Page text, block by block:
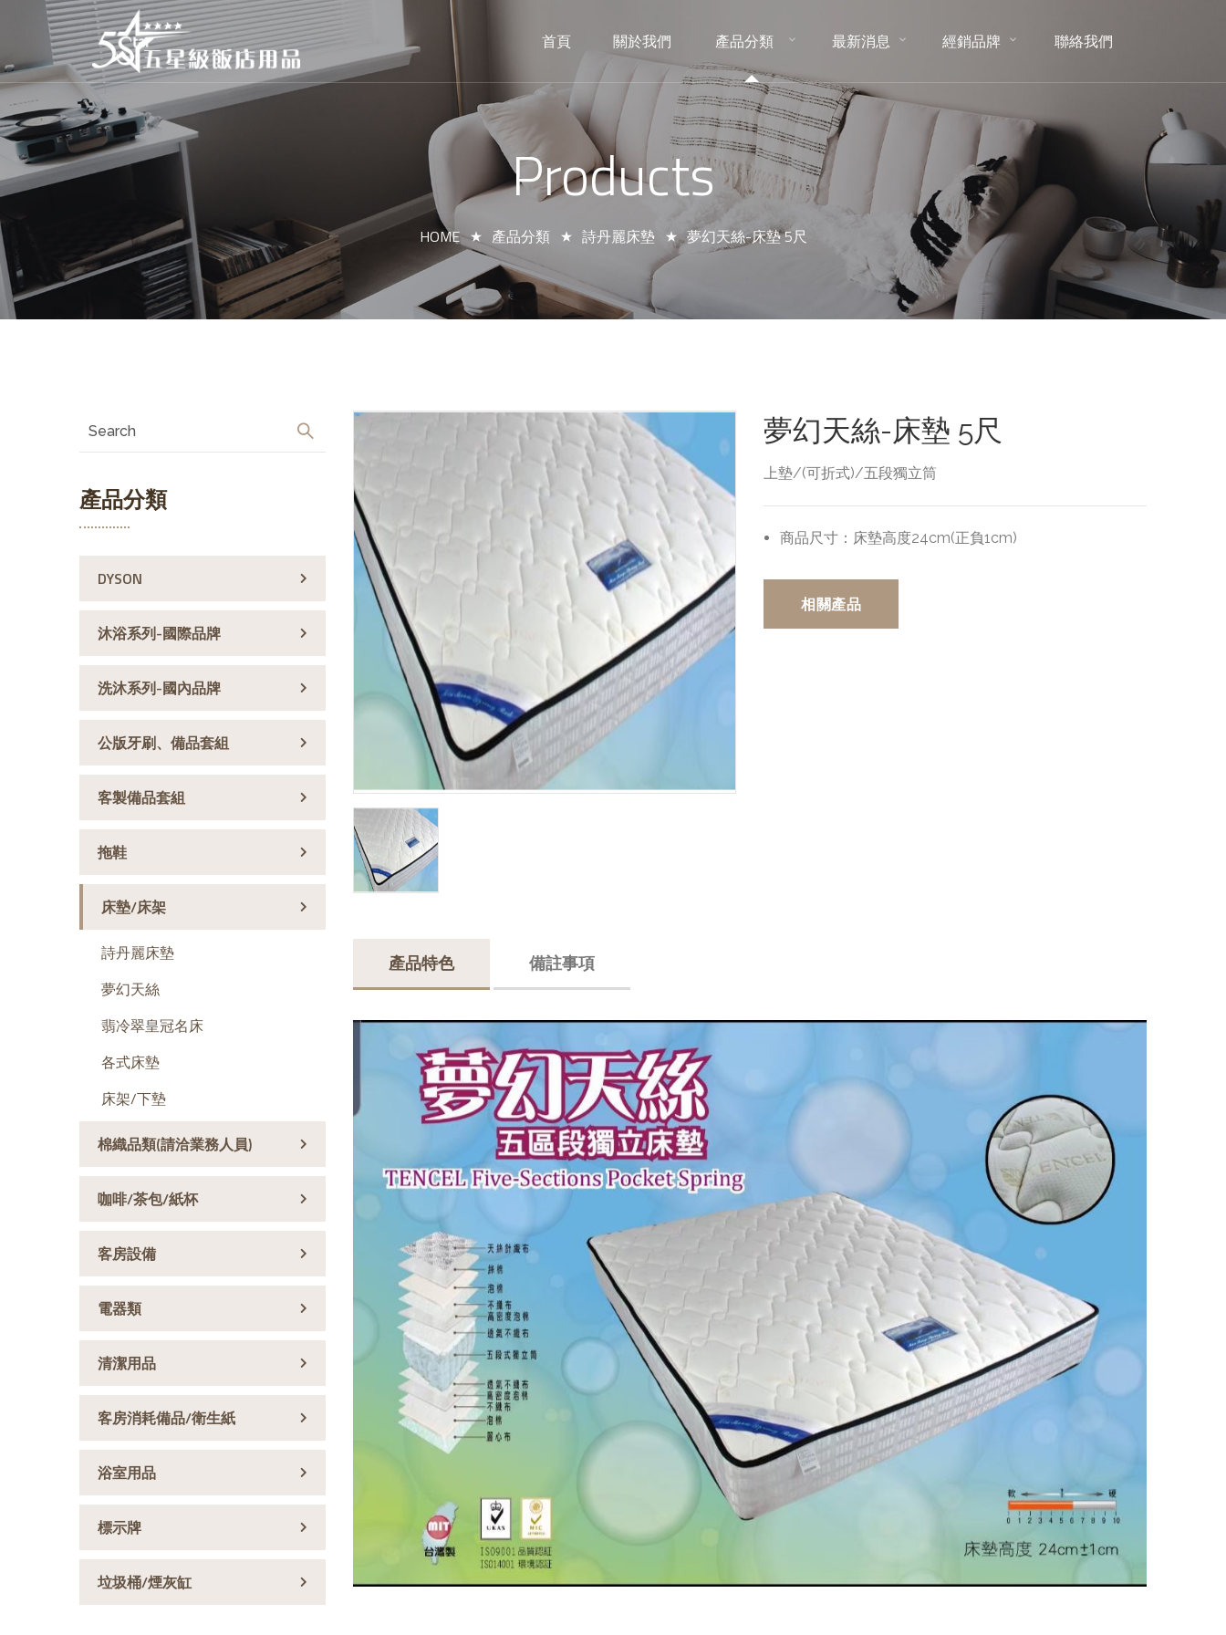
首頁
關於我們
ABOUT
產品分類
PRODUCTS
最新消息
經銷品牌
聯絡我們
Products
HOME 產品分類 詩丹麗床墊 夢幻天絲-床墊 5尺
產品分類
DYSON
沐浴系列-國際品牌
洗沐系列-國內品牌
公版牙刷、備品套組
客製備品套組
拖鞋
床墊/床架
詩丹麗床墊
夢幻天絲
翡冷翠皇冠名床
各式床墊
床架/下墊
棉織品類(請洽業務人員)
咖啡/茶包/紙杯
客房設備
電器類
清潔用品
客房消耗備品/衛生紙
浴室用品
標示牌
垃圾桶/煙灰缸
夢幻天絲-床墊 5尺
上墊/(可折式)/五段獨立筒
商品尺寸： 床墊高度24cm(正負1cm)
相關產品
產品特色 備註事項